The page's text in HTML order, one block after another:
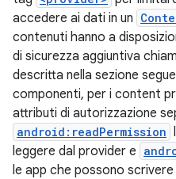
accedere ai dati in un
contenuti hanno a
di sicurezza aggiuntiva
descritta nella sezione
componenti, per i content
attributi di autorizzazione
android:readPermission
leggere dal provider e
le app che possono